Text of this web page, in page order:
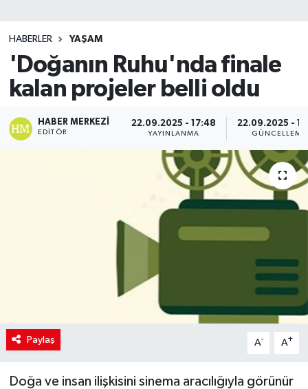
HABERLER YAŞAM
'Doğanın Ruhu'nda finale
kalan projeler belli oldu
HABER MERKEZI
EDITÖR
22.09.2025 - 17:48
YAYINLANMA
22.09.2025 -
GÜNCELLEME
Paylaş A- A+
Doğa ve insan ilişkisini sinema aracılığıyla görünür
Teknoloji
TRABZON
TRABZONSPOR